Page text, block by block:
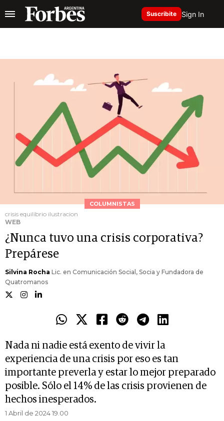
Suscribite Sign In
COLUMNISTAS
crisis equilibrio ilustracion
WEB
¿Nunca tuvo una crisis corporativa?
Prepárese
Silvina Rocha Lic. en Comunicación Social, Socia y Fundadora de
Quatromanos
Nada ni nadie está exento de vivir la
experiencia de una crisis por eso es tan
importante preverla y estar lo mejor preparado
posible. Sólo el 14% de las crisis provienen de
hechos inesperados.
1 Abril de 2024 19.00